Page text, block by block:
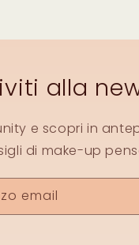
alla
e scopri in
di make-up
email